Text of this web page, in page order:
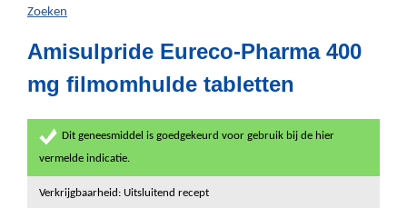
hier:
Zoeken
Amisulpride Eureco-Pharma 400
mg filmomhulde tabletten
Dit geneesmiddel is goedgekeurd voor gebruik bij de hier
vermelde indicatie.
Verkrijgbaarheid: Uitsluitend recept